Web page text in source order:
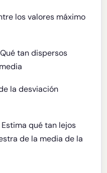
los valores máximo
Qué tan dispersos
la desviación
Estima qué tan lejos
de la media de la